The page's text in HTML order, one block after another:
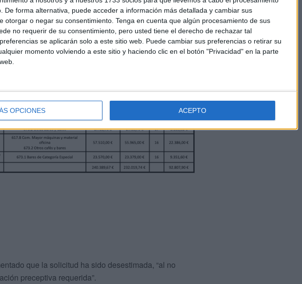
De forma alternativa, puede acceder a información más detallada y cambiar sus
otorgar o negar su consentimiento. Tenga en cuenta que algún procesamiento de sus
no requerir de su consentimiento, pero usted tiene el derecho de rechazar tal
se aplicarán solo a este sitio web. Puede cambiar sus preferencias o retirar su
momento volviendo a este sitio y haciendo clic en el botón "Privacidad" en la parte
OPCIONES ACEPTO
provisional de solicitudes presentadas al
de 92.807,90 euros correspondientes a la
que la solicitud ha sido desestimada, “al no
preceptiva requerida”.